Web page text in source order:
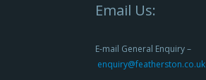
Email Us:
E-mail General Enquiry –
enquiry@featherston.co.uk